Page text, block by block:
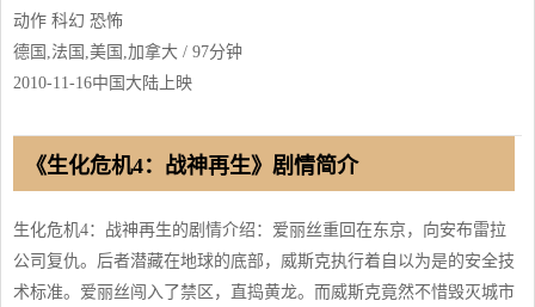
动作 科幻 恐怖
德国,法国,美国,加拿大 / 97分钟
2010-11-16中国大陆上映
《生化危机4：战神再生》剧情简介
生化危机4：战神再生的剧情介绍：爱丽丝重回在东京，向安布雷拉
公司复仇。后者潜藏在地球的底部，威斯克执行着自以为是的安全技
术标准。爱丽丝闯入了禁区，直捣黄龙。而威斯克竟然不惜毁灭城市